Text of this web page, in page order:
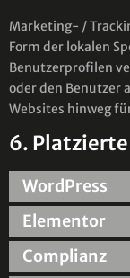
Marketing- /
Form der lokalen
Benutzerprofilen
oder den Benutzer
Websites hinweg
6. Platzierte
WordPress
Elementor
Complianz